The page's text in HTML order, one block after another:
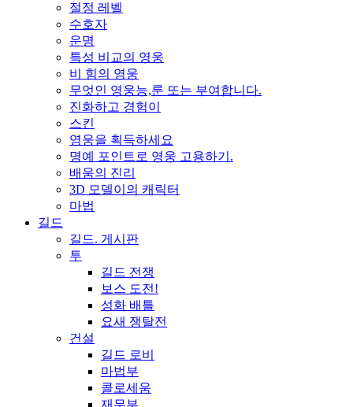
절정 레벨
수호자
운명
특성 비교의 영웅
비 힘의 영웅
무엇인 영웅능,룬 또는 부여합니다.
진화하고 경험이
스킨
영웅을 획득하세요
명예 포인트로 영웅 고용하기.
배움의 진리
3D 모델이의 캐릭터
마법
길드
길드. 게시판
투
길드 전쟁
보스 도전!
성화 배틀
요새 쟁탈전
건설
길드 로비
마법부
콜로세움